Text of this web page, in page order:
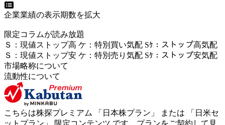
企業業績の表示期数を拡大
限定コラムが読み放題
Ｓ ： 現値ストップ高 ケ ： 特別買い気配 Sｹ ： ストップ高気配
Ｓ ： 現値ストップ安 ケ ： 特別売 り 気配 Sｹ ： ストップ安気配
市場略称について
流動性について
こちらは株探プレミアム 「 日本株プラン 」 または 「 日米セ
ットプラン 」 限定コンテンツ です。プランをご契約して見